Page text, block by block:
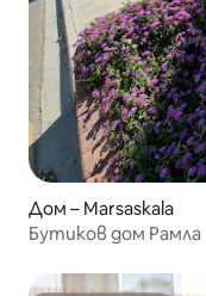
Дом – Marsaskala
Бутиков дом Рамла